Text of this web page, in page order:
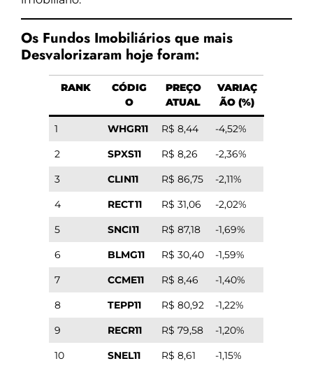
Os Fundos Imobiliários que mais
Desvalorizaram hoje foram:
RANK
CÓDIG
O
PREÇO
ATUAL
VARIAÇ
ÃO (%)
1 WHGR11 R$ 8,44
-4,52%
2
SPXS11 R$ 8,26
-2,36%
3
CLIN11 R$ 86,75
-2,11%
4
RECT11 R$ 31,06
-2,02%
5
SNCI11 R$ 87,18
-1,69%
6
BLMG11 R$ 30,40
-1,59%
7
CCME11 R$ 8,46
-1,40%
8
TEPP11 R$ 80,92
-1,22%
9
RECR11 R$ 79,58
-1,20%
10
SNEL11 R$ 8,61 -1,15%